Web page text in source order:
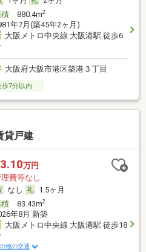
880.4m2
年7月(築45年2ヶ月)
大阪メトロ中央線 大阪港駅 徒歩6
大阪府大阪市港区築港３丁目
7分以内
戸建
万円
費等なし
なし
1.5ヶ月
83.43m2
年8月 新築
大阪メトロ中央線 大阪港駅 徒歩18
他の交通